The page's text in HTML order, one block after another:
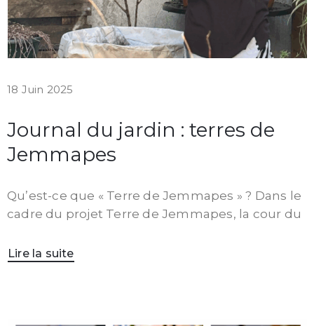
18 Juin 2025
Journal du jardin : terres de
Jemmapes
Qu’est-ce que « Terre de Jemmapes » ? Dans le
cadre du projet Terre de Jemmapes, la cour du
Lire la suite